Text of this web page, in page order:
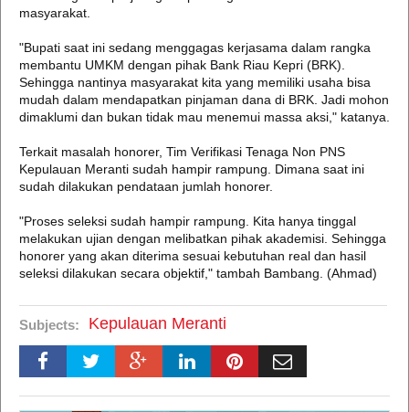
masyarakat.
"Bupati saat ini sedang menggagas kerjasama dalam rangka
membantu UMKM dengan pihak Bank Riau Kepri (BRK).
Sehingga nantinya masyarakat kita yang memiliki usaha bisa
mudah dalam mendapatkan pinjaman dana di BRK. Jadi mohon
dimaklumi dan bukan tidak mau menemui massa aksi," katanya.
Terkait masalah honorer, Tim Verifikasi Tenaga Non PNS
Kepulauan Meranti sudah hampir rampung. Dimana saat ini
sudah dilakukan pendataan jumlah honorer.
"Proses seleksi sudah hampir rampung. Kita hanya tinggal
melakukan ujian dengan melibatkan pihak akademisi. Sehingga
honorer yang akan diterima sesuai kebutuhan real dan hasil
seleksi dilakukan secara objektif," tambah Bambang. (Ahmad)
Subjects: Kepulauan Meranti